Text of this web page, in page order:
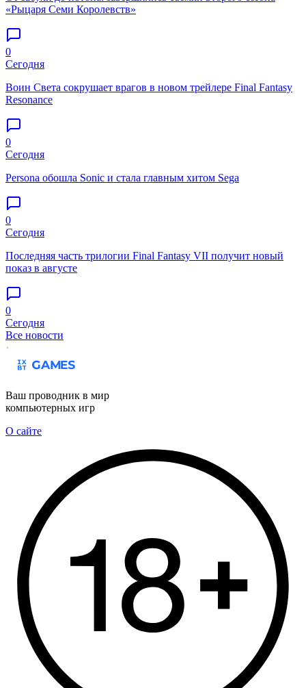
«Рыцаря Семи Королевств»
0
Сегодня
Воин Света сокрушает врагов в новом трейлере Final Fantasy
Resonance
0
Сегодня
Persona обошла Sonic и стала главным хитом Sega
0
Сегодня
Последняя часть трилогии Final Fantasy VII получит новый
показ в августе
0
Сегодня
Все новости
Ваш проводник в мир
компьютерных игр
О сайте